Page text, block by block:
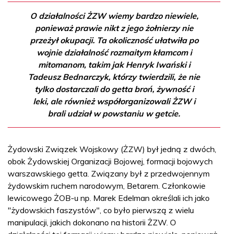
O działalności ŻZW wiemy bardzo niewiele,
ponieważ prawie nikt z jego żołnierzy nie
przeżył okupacji. Ta okoliczność ułatwiła po
wojnie działalność rozmaitym kłamcom i
mitomanom, takim jak Henryk Iwański i
Tadeusz Bednarczyk, którzy twierdzili, że nie
tylko dostarczali do getta broń, żywność i
leki, ale również współorganizowali ŻZW i
brali udział w powstaniu w getcie.
Żydowski Związek Wojskowy (ŻZW) był jedną z dwóch,
obok Żydowskiej Organizacji Bojowej, formacji bojowych
warszawskiego getta. Związany był z przedwojennym
żydowskim ruchem narodowym, Betarem. Członkowie
lewicowego ŻOB-u np. Marek Edelman określali ich jako
"żydowskich faszystów", co było pierwszą z wielu
manipulacji, jakich dokonano na historii ŻZW. O